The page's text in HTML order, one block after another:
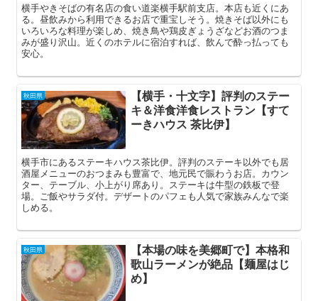
横手やきそばの有名店の食い道楽横手駅前支店。本店も近くにあ
る。昼飲みから利用できるお店で重宝しそう。焼きそば以外にも
いろいろな料理が楽しめ、焼き鳥や鶏皮ぎょうざなどお酒のつま
みが盛り沢山。近くのホテルに宿泊すれば、飲んで酔っ払っても
安心。
秋田県
【横手・十文字】評判のステー
キ＆洋食洋食レストラン【すて
ーきハウス 茶比伊】
横手市にあるステーキハウス茶比伊。評判のステーキ以外でも居
酒屋メニューのおつまみも豊富で、地元民で賑わうお店。カウン
ター、テーブル、小上がり席あり。ステーキは牛型の鉄板で登
場。ご飯やサラダ付。デザートのパフェも人気で家族みんなで楽
しめる。
秋田県
【本場の味を美郷町で】本格和
歌山ラーメンが絶品【麺屋はじ
め】